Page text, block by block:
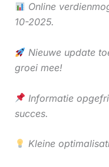
Online
10-2025.
Nieuwe update
groei mee!
Informatie
succes.
Kleine